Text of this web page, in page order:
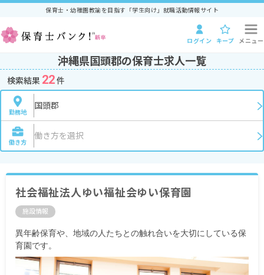
保育士・幼稚園教諭を目指す「学生向け」就職活動情報サイト
ログイン キープ メニュー
沖縄県国頭郡の保育士求人一覧
検索結果 22件
勤務地
国頭郡
働き方
働き方を選択
社会福祉法人ゆい福祉会ゆい保育園
施設情報
異年齢保育や、地域の人たちとの触れ合いを大切にしている保
育園です。